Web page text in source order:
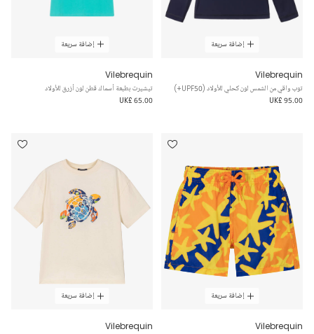
إضافة سريعة
Vilebrequin
توب واقي من الشمس لون كحلي للأولاد (UPF50+)
UK£ 95.00
إضافة سريعة
Vilebrequin
تيشيرت بطبعة أسماك قطن لون أزرق للأولاد
UK£ 65.00
إضافة سريعة
Vilebrequin
إضافة سريعة
Vilebrequin